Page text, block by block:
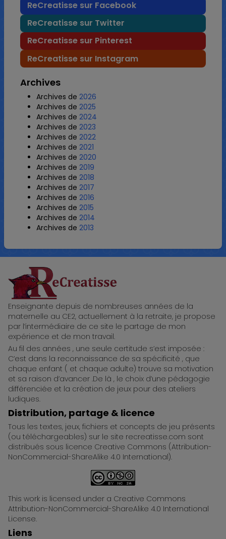
ReCreatisse sur Facebook
ReCreatisse sur Twitter
ReCreatisse sur Pinterest
ReCreatisse sur Instagram
Archives
Archives de 2026
Archives de 2025
Archives de 2024
Archives de 2023
Archives de 2022
Archives de 2021
Archives de 2020
Archives de 2019
Archives de 2018
Archives de 2017
Archives de 2016
Archives de 2015
Archives de 2014
Archives de 2013
ReCreatisse
Enseignante depuis de nombreuses années de la
maternelle au CE2, actuellement à la retraite, je propose
par l’intermédiaire de ce site le partage de mon
expérience et de mon travail.
Au fil des années , une seule certitude s’est imposée :
C’est dans la reconnaissance de sa spécificité , que
chaque enfant ( et chaque adulte) trouve sa motivation
et sa raison d’avancer .De là , le choix d’une pédagogie
différenciée et la création de jeux pour des ateliers
ludiques.
Distribution, partage & licence
Tous les textes, jeux, fichiers et concepts de jeu présents
(ou téléchargeables) sur le site recreatisse.com sont
distribués sous licence Creative Commons (Attribution-
NonCommercial-ShareAlike 4.0 International).
This work is licensed under a Creative Commons
Attribution-NonCommercial-ShareAlike 4.0 International
License.
Liens